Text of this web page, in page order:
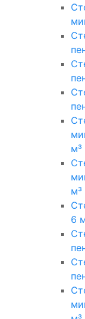
м³
м³
6